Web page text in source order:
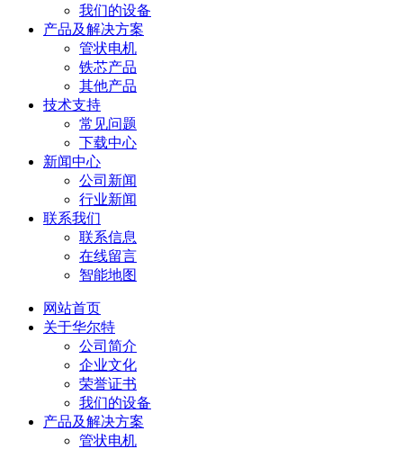
我们的设备
产品及解决方案
管状电机
铁芯产品
其他产品
技术支持
常见问题
下载中心
新闻中心
公司新闻
行业新闻
联系我们
联系信息
在线留言
智能地图
网站首页
关于华尔特
公司简介
企业文化
荣誉证书
我们的设备
产品及解决方案
管状电机